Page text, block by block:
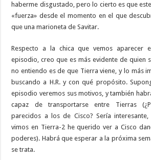
haberme disgustado, pero lo cierto es que
«fuerza» desde el momento en el que
que una marioneta de Savitar.
Respecto a la chica que vemos aparecer
episodio, creo que es más evidente de quien
no entiendo es de que Tierra viene, y lo más
buscando a H.R. y con qué propósito.
episodio veremos sus motivos, y también
capaz de transportarse entre Tierras
parecidos a los de Cisco? Sería
vimos en Tierra-2 he querido ver a Cisco
poderes). Habrá que esperar a la próxima
se trata.